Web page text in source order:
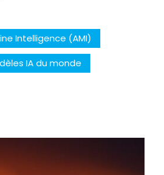
Intelligence (AMI)
IA du monde